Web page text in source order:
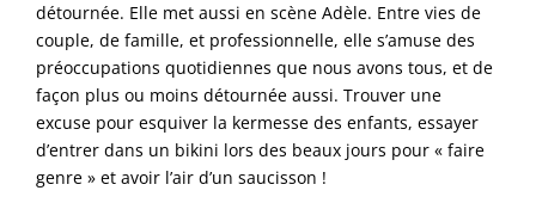
détournée. Elle met aussi en scène Adèle. Entre vies de
couple, de famille, et professionnelle, elle s’amuse des
préoccupations quotidiennes que nous avons tous, et de
façon plus ou moins détournée aussi. Trouver une
excuse pour esquiver la kermesse des enfants, essayer
d’entrer dans un bikini lors des beaux jours pour « faire
genre » et avoir l’air d’un saucisson !